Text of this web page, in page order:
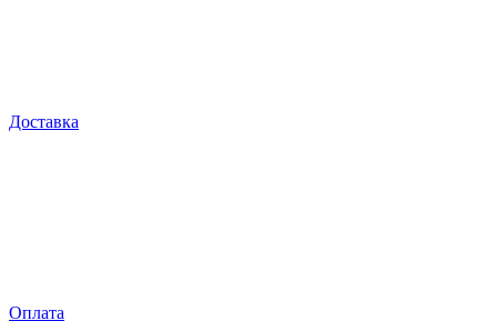
Доставка
Оплата